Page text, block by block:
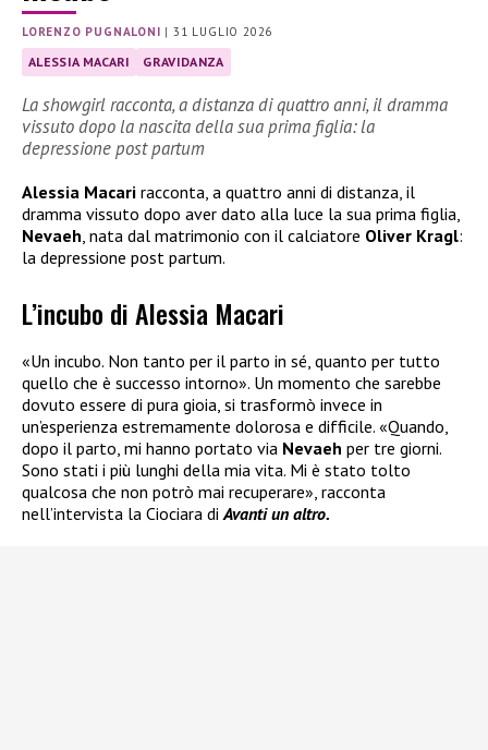
LORENZO PUGNALONI |31 LUGLIO 2026
ALESSIA MACARI GRAVIDANZA
La showgirl racconta, a distanza di quattro anni, il dramma
vissuto dopo la nascita della sua prima figlia: la
depressione post partum
Alessia Macari racconta, a quattro anni di distanza, il
dramma vissuto dopo aver dato alla luce la sua prima figlia,
Nevaeh, nata dal matrimonio con il calciatore Oliver Kragl:
la depressione post partum.
L’incubo di Alessia Macari
«Un incubo. Non tanto per il parto in sé, quanto per tutto
quello che è successo intorno». Un momento che sarebbe
dovuto essere di pura gioia, si trasformò invece in
un’esperienza estremamente dolorosa e difficile. «Quando,
dopo il parto, mi hanno portato via Nevaeh per tre giorni.
Sono stati i più lunghi della mia vita. Mi è stato tolto
qualcosa che non potrò mai recuperare», racconta
nell’intervista la Ciociara di Avanti un altro.